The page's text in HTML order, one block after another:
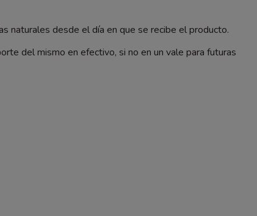
naturales desde el día en que se recibe el producto.
del mismo en efectivo, si no en un vale para futuras